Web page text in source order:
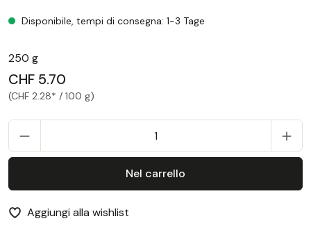
Antico Pastificio Morelli 1860, Tagliatelle ai Funghi Porcini
Disponibile, tempi di consegna: 1-3 Tage
250 g
CHF 5.70
(CHF 2.28* / 100 g)
Nel carrello
Aggiungi alla wishlist